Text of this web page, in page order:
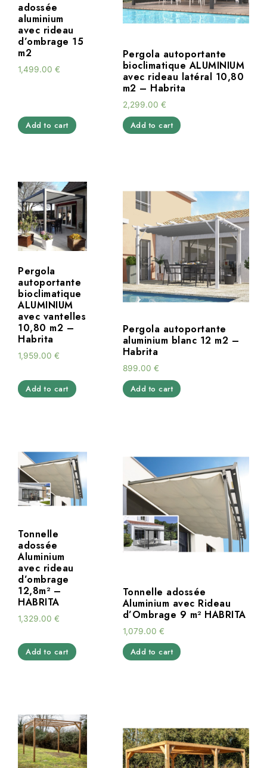
adossée
aluminium
avec rideau
d’ombrage 15
m2
1,499.00 €
Add to cart
Pergola autoportante
bioclimatique ALUMINIUM
avec rideau latéral 10,80
m2 – Habrita
2,299.00 €
Add to cart
Pergola
autoportante
bioclimatique
ALUMINIUM
avec vantelles
10,80 m2 –
Habrita
1,959.00 €
Add to cart
Pergola autoportante
aluminium blanc 12 m2 –
Habrita
899.00 €
Add to cart
Tonnelle
adossée
Aluminium
avec rideau
d’ombrage
12,8m² –
HABRITA
1,329.00 €
Add to cart
Tonnelle adossée
Aluminium avec Rideau
d’Ombrage 9 m² HABRITA
1,079.00 €
Add to cart